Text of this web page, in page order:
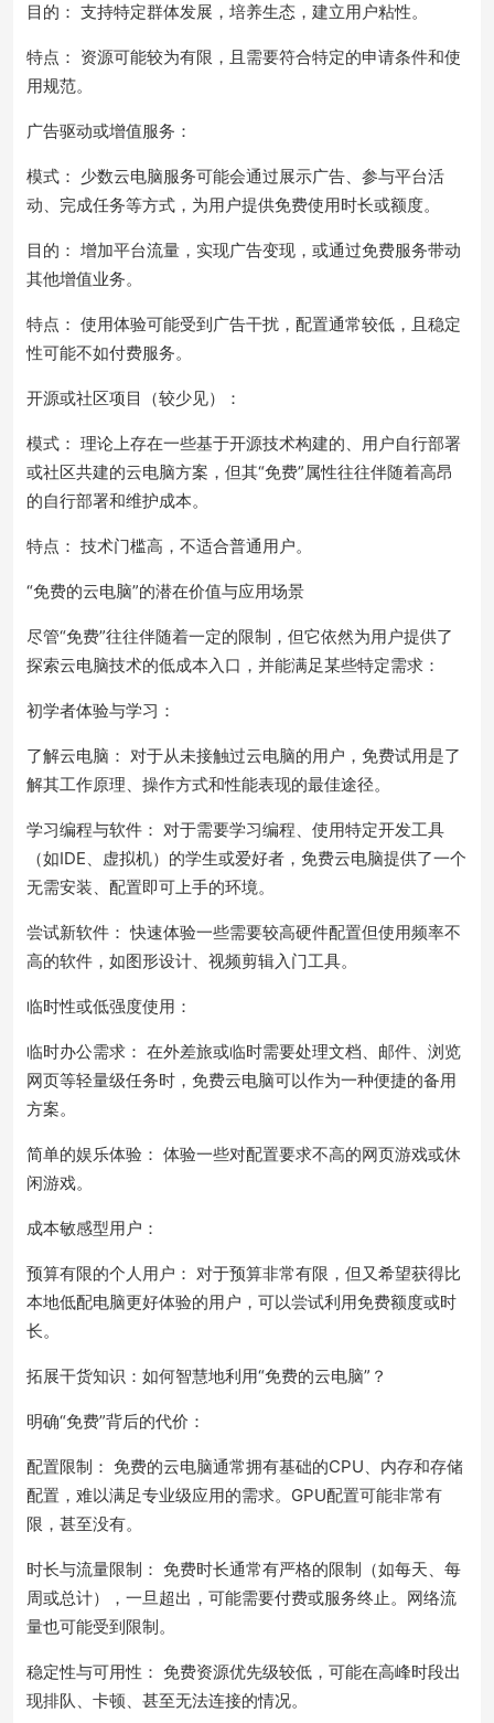
目的： 支持特定群体发展，培养生态，建立用户粘性。
特点： 资源可能较为有限，且需要符合特定的申请条件和使
用规范。
广告驱动或增值服务：
模式： 少数云电脑服务可能会通过展示广告、参与平台活
动、完成任务等方式，为用户提供免费使用时长或额度。
目的： 增加平台流量，实现广告变现，或通过免费服务带动
其他增值业务。
特点： 使用体验可能受到广告干扰，配置通常较低，且稳定
性可能不如付费服务。
开源或社区项目（较少见）：
模式： 理论上存在一些基于开源技术构建的、用户自行部署
或社区共建的云电脑方案，但其“免费”属性往往伴随着高昂
的自行部署和维护成本。
特点： 技术门槛高，不适合普通用户。
“免费的云电脑”的潜在价值与应用场景
尽管“免费”往往伴随着一定的限制，但它依然为用户提供了
探索云电脑技术的低成本入口，并能满足某些特定需求：
初学者体验与学习：
了解云电脑： 对于从未接触过云电脑的用户，免费试用是了
解其工作原理、操作方式和性能表现的最佳途径。
学习编程与软件： 对于需要学习编程、使用特定开发工具
（如IDE、虚拟机）的学生或爱好者，免费云电脑提供了一个
无需安装、配置即可上手的环境。
尝试新软件： 快速体验一些需要较高硬件配置但使用频率不
高的软件，如图形设计、视频剪辑入门工具。
临时性或低强度使用：
临时办公需求： 在外差旅或临时需要处理文档、邮件、浏览
网页等轻量级任务时，免费云电脑可以作为一种便捷的备用
方案。
简单的娱乐体验： 体验一些对配置要求不高的网页游戏或休
闲游戏。
成本敏感型用户：
预算有限的个人用户： 对于预算非常有限，但又希望获得比
本地低配电脑更好体验的用户，可以尝试利用免费额度或时
长。
拓展干货知识：如何智慧地利用“免费的云电脑”？
明确“免费”背后的代价：
配置限制： 免费的云电脑通常拥有基础的CPU、内存和存储
配置，难以满足专业级应用的需求。GPU配置可能非常有
限，甚至没有。
时长与流量限制： 免费时长通常有严格的限制（如每天、每
周或总计），一旦超出，可能需要付费或服务终止。网络流
量也可能受到限制。
稳定性与可用性： 免费资源优先级较低，可能在高峰时段出
现排队、卡顿、甚至无法连接的情况。